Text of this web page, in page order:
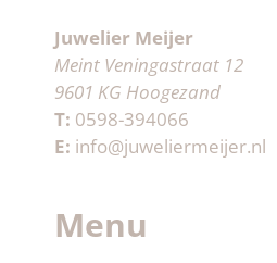
Juwelier Meijer
Meint Veningastraat 12
9601 KG Hoogezand
T: 0598-394066
E: info@juweliermeijer.nl
Menu